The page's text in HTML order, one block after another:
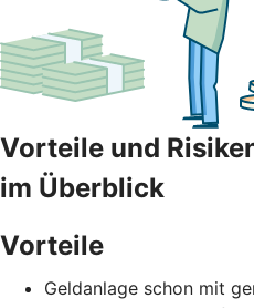
Vorteile und
im Überblick
Vorteile
Geldanlage schon mit